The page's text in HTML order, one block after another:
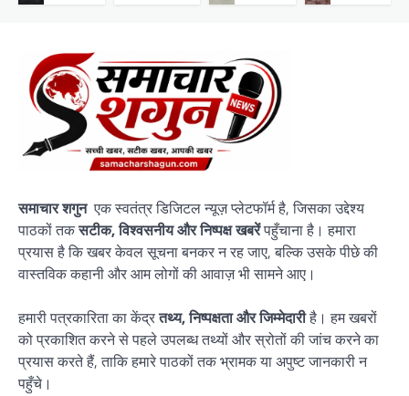
समाचार शगुन एक स्वतंत्र डिजिटल न्यूज़ प्लेटफॉर्म है, जिसका उद्देश्य
पाठकों तकसटीक, विश्वसनीय और निष्पक्ष खबरेंपहुँचाना है। हमारा
प्रयास है कि खबर केवल सूचना बनकर न रह जाए, बल्कि उसके पीछे की
वास्तविक कहानी और आम लोगों की आवाज़ भी सामने आए।
हमारी पत्रकारिता का केंद्रतथ्य, निष्पक्षता और जिम्मेदारीहै। हम खबरों
को प्रकाशित करने से पहले उपलब्ध तथ्यों और स्रोतों की जांच करने का
प्रयास करते हैं, ताकि हमारे पाठकों तक भ्रामक या अपुष्ट जानकारी न
पहुँचे।